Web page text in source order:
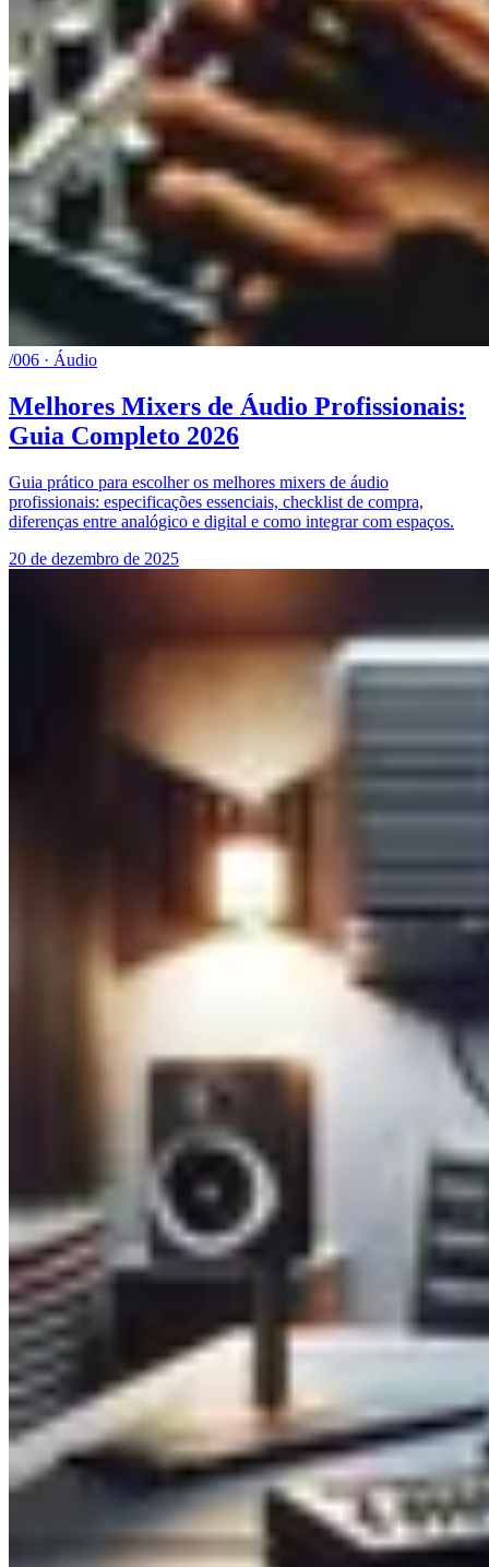
/006 · Áudio
Melhores Mixers de Áudio Profissionais:
Guia Completo 2026
Guia prático para escolher os melhores mixers de áudio
profissionais: especificações essenciais, checklist de compra,
diferenças entre analógico e digital e como integrar com espaços.
20 de dezembro de 2025